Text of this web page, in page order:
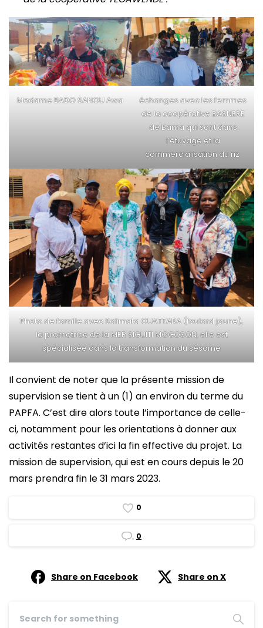
Madame BADO SANOU Awa
échanges avec les femmes
de la coopérative BASNERE
de Bama qui sont dans
l’étuvage et la
commercialisation du riz.
Photo de famille avec Salimata OUATTARA (foulard jaune),
la promotrice de la MER SIGUITI MOGOSON, elle est
spécialisée dans la transformation du sésame
Il convient de noter que la présente mission de
supervision se tient à un (1) an environ du terme du
PAPFA. C’est dire alors toute l’importance de celle-
ci, notamment pour les orientations à donner aux
activités restantes d’ici la fin effective du projet. La
mission de supervision, qui est en cours depuis le 20
mars prendra fin le 31 mars 2023.
0
0
Share on Facebook Share on X